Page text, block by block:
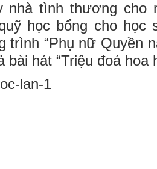
nhà tình thương cho
học bổng cho học
trình “Phụ nữ Quyền
bài hát “Triệu đoá hoa